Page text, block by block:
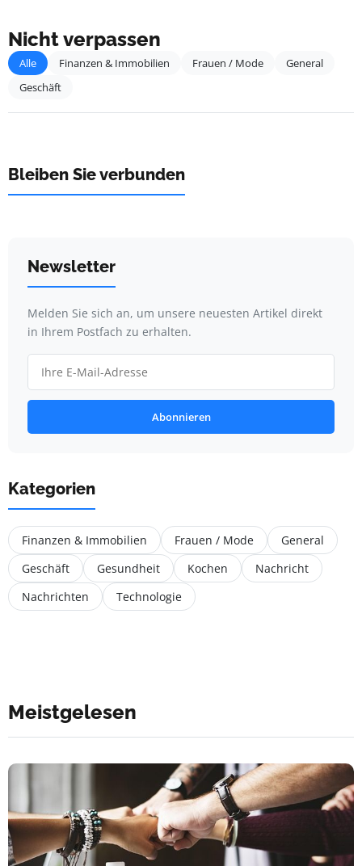
Nicht verpassen
Alle Finanzen & Immobilien Frauen / Mode
General
Geschäft
Bleiben Sie verbunden
Newsletter
Melden Sie sich an, um unsere neuesten Artikel direkt
in Ihrem Postfach zu erhalten.
Abonnieren
Kategorien
Finanzen & Immobilien Frauen / Mode
General
Geschäft
Gesundheit Kochen
Nachricht
Nachrichten
Technologie
Meistgelesen